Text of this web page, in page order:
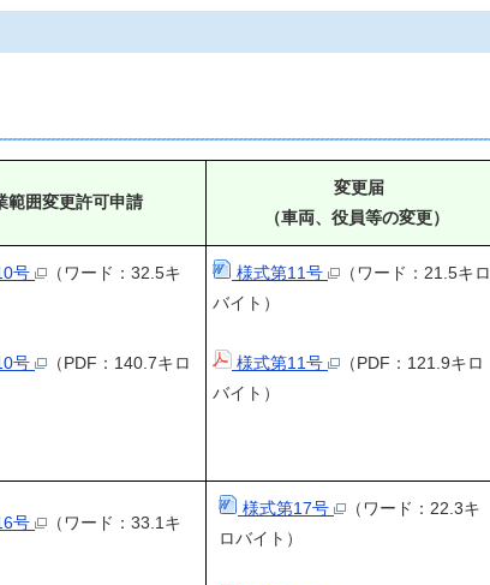
範囲変更許可申請
変更届
（車両、役員等の変更）
号
（ワード：32.5キ
号
（PDF：140.7キロ
様式第11号
（ワード：21.5キロ
バイト）
様式第11号
（PDF：121.9キロ
バイト）
号
（ワード：33.1キ
様式第17号
（ワード：22.3キ
ロバイト）